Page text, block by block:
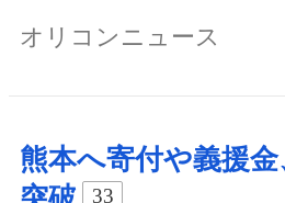
オリコンニュース
熊本へ寄付や義援金
33